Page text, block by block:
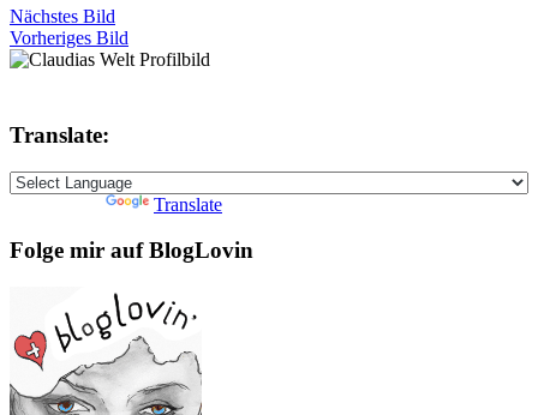
Nächstes Bild
Vorheriges Bild
Translate:
Translate
Folge mir auf BlogLovin